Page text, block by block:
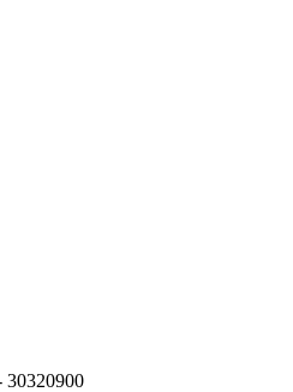
30320900